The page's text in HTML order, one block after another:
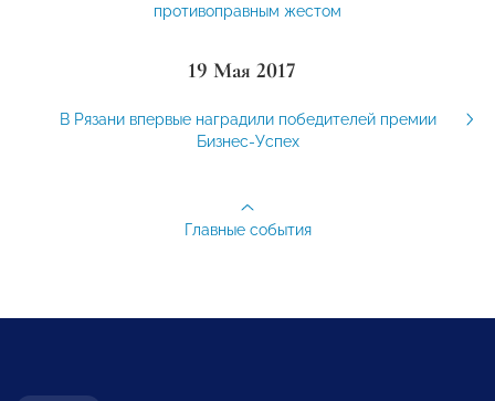
противоправным жестом
19 Мая 2017
В Рязани впервые наградили победителей премии
Бизнес-Успех
Главные события